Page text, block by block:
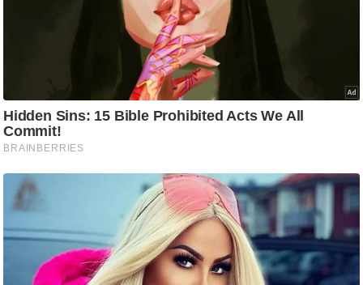
स्टा
इ
ल
टे
क्नॉ
लॉ
जी